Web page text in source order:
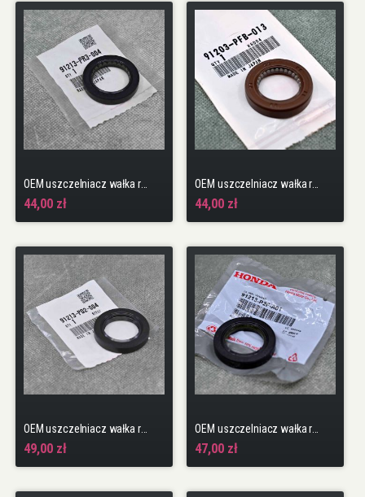
OEM uszczelniacz wałka rozrządu B16 B18 H22
44,00 zł 44,00 zł
OEM uszczelniacz wałka rozrządu D seria SOHC
49,00 zł 47,00 zł